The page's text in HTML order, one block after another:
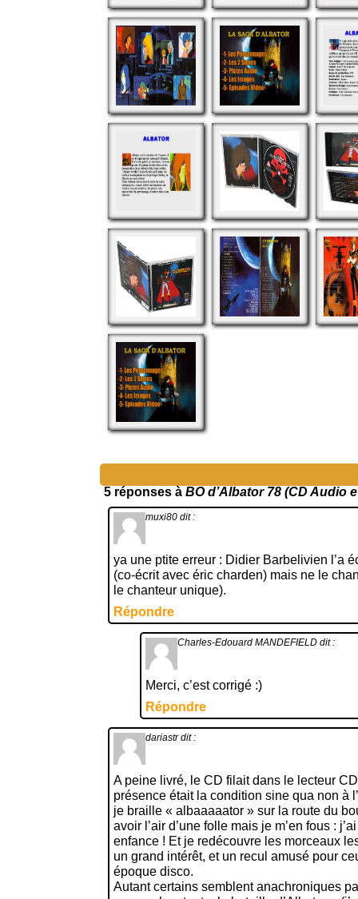
5 réponses à BO d’Albator 78 (CD Audio
muxi80 dit :
ya une ptite erreur : Didier Barbelivien l’a
(co-écrit avec éric charden) mais ne le
le chanteur unique).
Répondre
Charles-Edouard MANDEFIELD dit :
Merci, c’est corrigé :)
Répondre
dariastr dit :
A peine livré, le CD filait dans le lecteur
présence était la condition sine qua non à
je braille « albaaaaator » sur la route du
avoir l’air d’une folle mais je m’en fous :
enfance ! Et je redécouvre les morceaux
un grand intérêt, et un recul amusé pour
époque disco.
Autant certains semblent anachroniques